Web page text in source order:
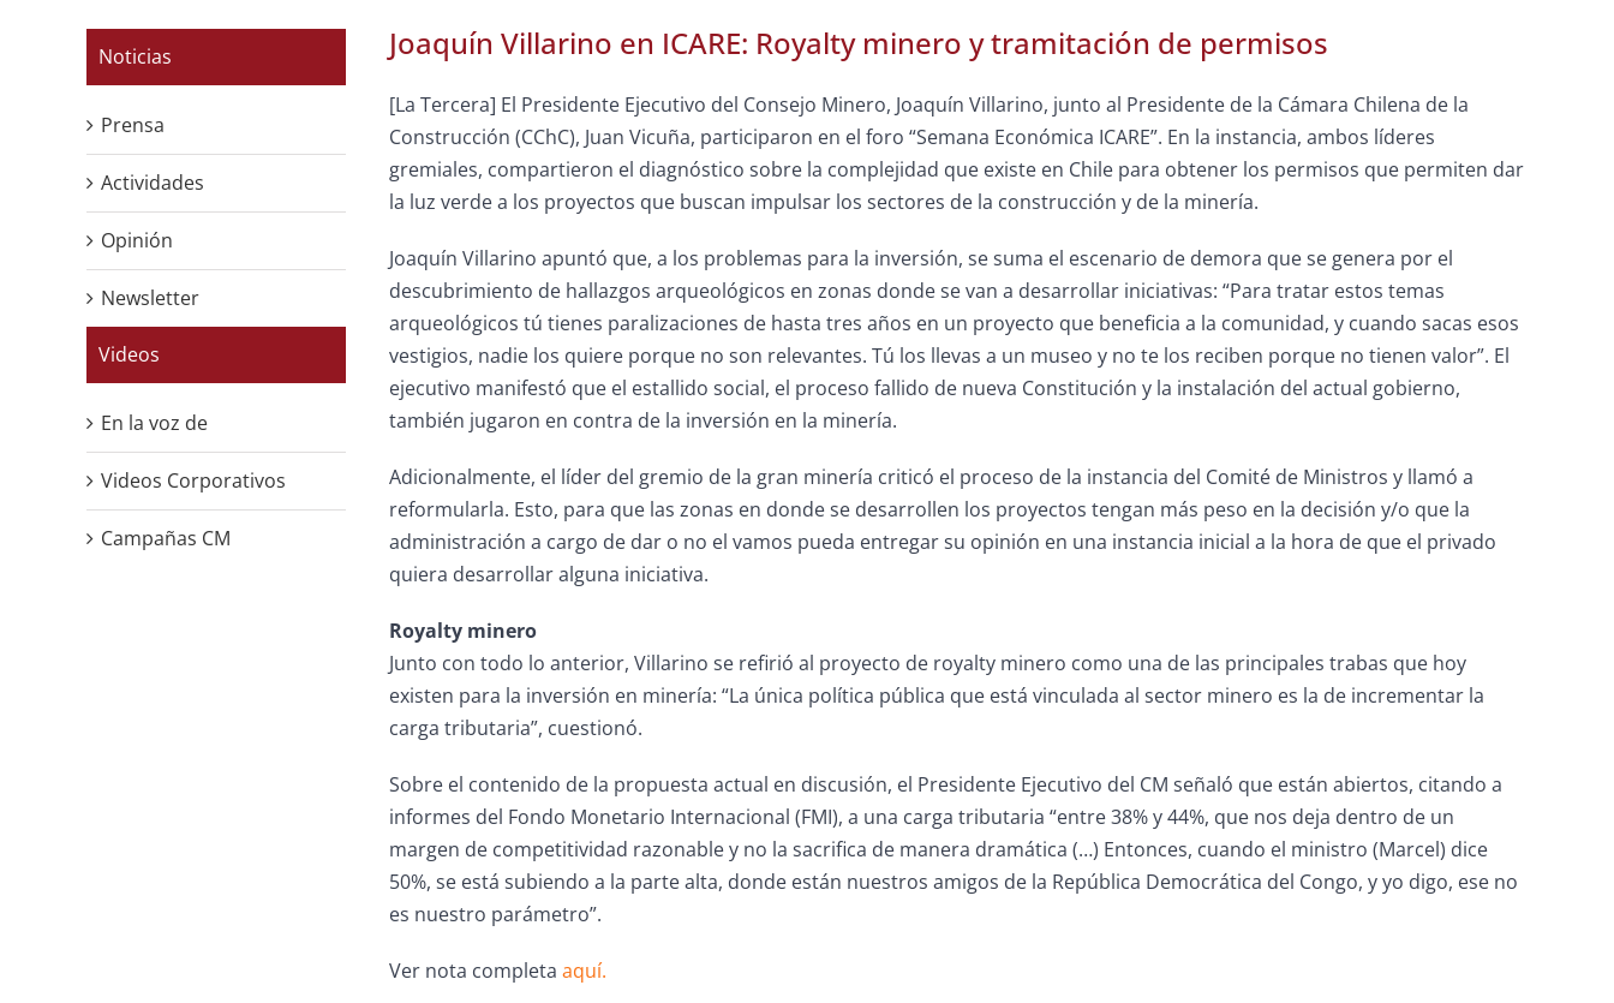
Joaquín Villarino en ICARE: Royalty minero y tramitación de permisos
[La Tercera] El Presidente Ejecutivo del Consejo Minero, Joaquín Villarino, junto al Presidente de la Cámara Chilena de la
Construcción (CChC), Juan Vicuña, participaron en el foro “Semana Económica ICARE”. En la instancia, ambos líderes
gremiales, compartieron el diagnóstico sobre la complejidad que existe en Chile para obtener los permisos que permiten dar
la luz verde a los proyectos que buscan impulsar los sectores de la construcción y de la minería.
Joaquín Villarino apuntó que, a los problemas para la inversión, se suma el escenario de demora que se genera por el
descubrimiento de hallazgos arqueológicos en zonas donde se van a desarrollar iniciativas: “Para tratar estos temas
arqueológicos tú tienes paralizaciones de hasta tres años en un proyecto que beneficia a la comunidad, y cuando sacas esos
vestigios, nadie los quiere porque no son relevantes. Tú los llevas a un museo y no te los reciben porque no tienen valor”. El
ejecutivo manifestó que el estallido social, el proceso fallido de nueva Constitución y la instalación del actual gobierno,
también jugaron en contra de la inversión en la minería.
Adicionalmente, el líder del gremio de la gran minería criticó el proceso de la instancia del Comité de Ministros y llamó a
reformularla. Esto, para que las zonas en donde se desarrollen los proyectos tengan más peso en la decisión y/o que la
administración a cargo de dar o no el vamos pueda entregar su opinión en una instancia inicial a la hora de que el privado
quiera desarrollar alguna iniciativa.
Royalty minero
Junto con todo lo anterior, Villarino se refirió al proyecto de royalty minero como una de las principales trabas que hoy
existen para la inversión en minería: “La única política pública que está vinculada al sector minero es la de incrementar la
carga tributaria”, cuestionó.
Sobre el contenido de la propuesta actual en discusión, el Presidente Ejecutivo del CM señaló que están abiertos, citando a
informes del Fondo Monetario Internacional (FMI), a una carga tributaria “entre 38% y 44%, que nos deja dentro de un
margen de competitividad razonable y no la sacrifica de manera dramática (…) Entonces, cuando el ministro (Marcel) dice
50%, se está subiendo a la parte alta, donde están nuestros amigos de la República Democrática del Congo, y yo digo, ese no
es nuestro parámetro”.
Ver nota completa aquí.
Noticias
Prensa
Actividades
Opinión
Newsletter
Videos
En la voz de
Videos Corporativos
Campañas CM